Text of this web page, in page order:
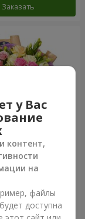
Заказать
Selfie!"
Заказать
у Вас
контент,
на
файлы
доступна